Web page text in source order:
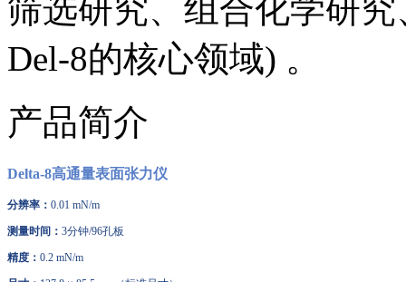
筛选研究、组合化学研
Del-8的核心领域) 。
产品简介
Delta-8高通量表面张力仪
分辨率： 0.01 mN/m
测量时间： 3分钟/96孔板
精度： 0.2 mN/m